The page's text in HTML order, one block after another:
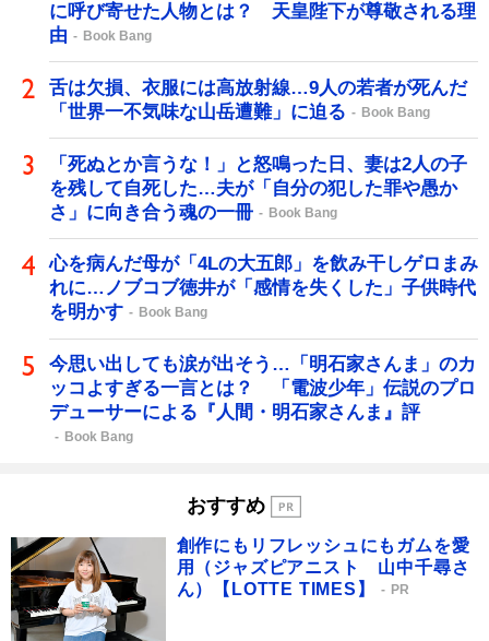
に呼び寄せた人物とは？ 天皇陛下が尊敬される理
由
Book Bang
舌は欠損、衣服には高放射線…9人の若者が死んだ
「世界一不気味な山岳遭難」に迫る
Book Bang
「死ぬとか言うな！」と怒鳴った日、妻は2人の子
を残して自死した…夫が「自分の犯した罪や愚か
さ」に向き合う魂の一冊
Book Bang
心を病んだ母が「4Lの大五郎」を飲み干しゲロまみ
れに…ノブコブ徳井が「感情を失くした」子供時代
を明かす
Book Bang
今思い出しても涙が出そう…「明石家さんま」のカ
ッコよすぎる一言とは？ 「電波少年」伝説のプロ
デューサーによる『人間・明石家さんま』評
Book Bang
おすすめ
創作にもリフレッシュにもガムを愛
用（ジャズピアニスト 山中千尋さ
ん）【LOTTE TIMES】
PR